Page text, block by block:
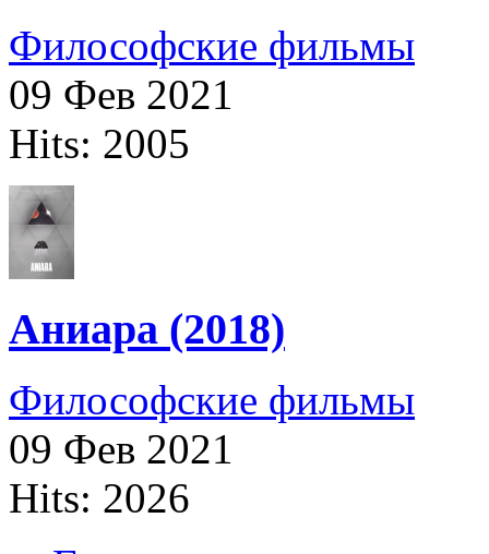
Философские фильмы
09 Фев 2021
Hits: 2005
Аниара (2018)
Философские фильмы
09 Фев 2021
Hits: 2026